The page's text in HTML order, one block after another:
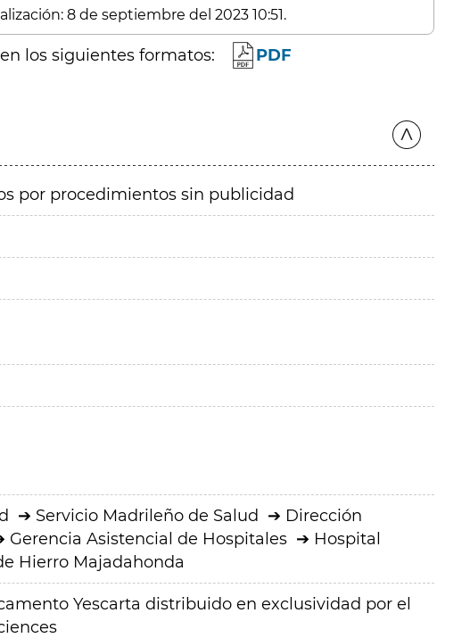
8 de septiembre del 2023 10:51.
los siguientes formatos: PDF
por procedimientos sin publicidad
Servicio Madrileño de Salud
Dirección
Gerencia Asistencial de Hospitales
Hospital
Hierro Majadahonda
Yescarta distribuido en exclusividad por el